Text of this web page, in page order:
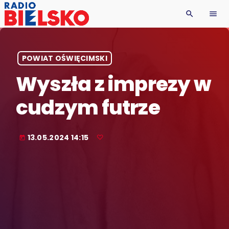
search menu
POWIAT OŚWIĘCIMSKI
Wyszła z imprezy w
cudzym futrze
today 13.05.2024 14:15